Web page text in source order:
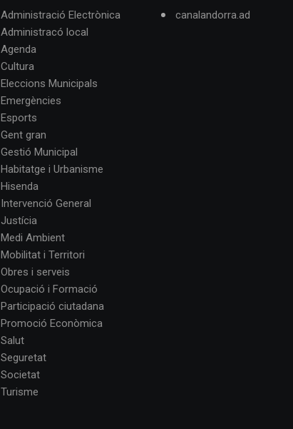
Administració Electrònica
Administracó local
Agenda
Cultura
Eleccions Municipals
Emergències
Esports
Gent gran
Gestió Municipal
Habitatge i Urbanisme
Hisenda
Intervenció General
Justícia
Medi Ambient
Mobilitat i Territori
Obres i serveis
Ocupació i Formació
Participació ciutadana
Promoció Econòmica
Salut
Seguretat
Societat
Turisme
canalandorra.ad